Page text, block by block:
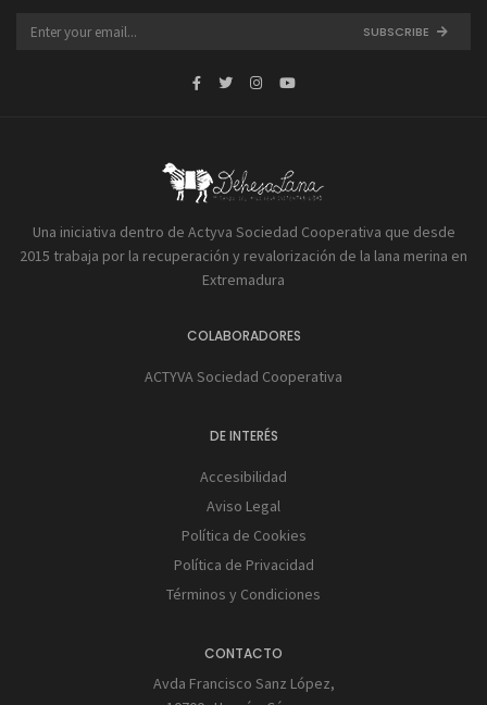
SUBSCRIBE
Una iniciativa dentro de Actyva Sociedad Cooperativa que desde
2015 trabaja por la recuperación y revalorización de la lana merina en
Extremadura
COLABORADORES
ACTYVA Sociedad Cooperativa
DE INTERÉS
Accesibilidad
Aviso Legal
Política de Cookies
Política de Privacidad
Términos y Condiciones
CONTACTO
Avda Francisco Sanz López,